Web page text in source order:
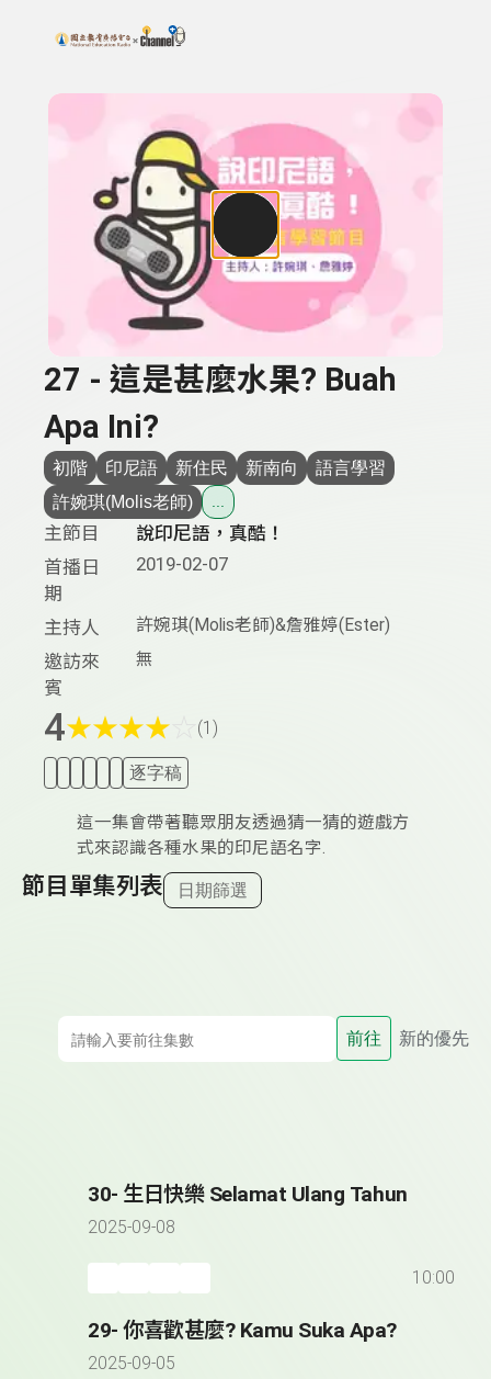
上方功能區塊
搜尋關鍵字：可輸入節目名稱、主持人或關鍵字
27 - 這是甚麼水果? Buah
Apa Ini?
初階 印尼語 新住民 新南向
語言學習
許婉琪(Molis老師)
...
主節目
說印尼語，真酷！
首播日
期
2019-02-07
主持人 許婉琪(Molis老師)&詹雅婷(Ester)
邀訪來
賓
無
4★★★★ (1)
逐字稿
這一集會帶著聽眾朋友透過猜一猜的遊戲方
式來認識各種水果的印尼語名字.
節目單集列表 日期篩選
前往 新的優先
30- 生日快樂 Selamat Ulang Tahun
2025-09-08
10:00
29- 你喜歡甚麼? Kamu Suka Apa?
2025-09-05